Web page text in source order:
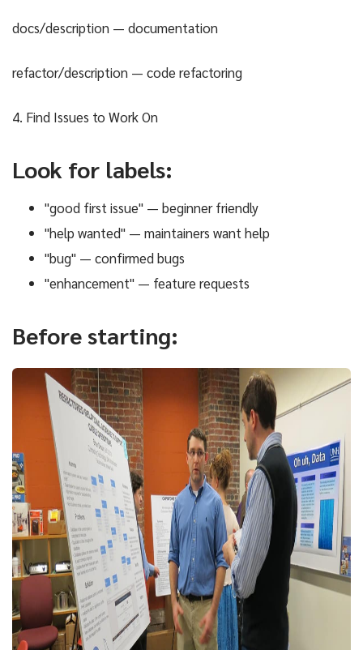
docs/description — documentation
refactor/description — code refactoring
4. Find Issues to Work On
Look for labels:
"good first issue" — beginner friendly
"help wanted" — maintainers want help
"bug" — confirmed bugs
"enhancement" — feature requests
Before starting: